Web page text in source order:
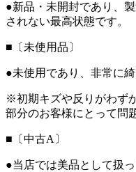
●新品・未開封であり、
されない最高状態です。
■〔未使用品〕
●未使用であり、非常に綺
※初期キズや反りがわず
部分のお客様にとって問
■〔中古A〕
●当店では美品として扱